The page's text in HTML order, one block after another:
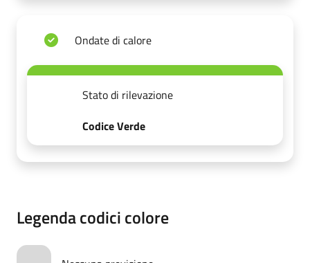
Ondate di calore
Stato di rilevazione
Codice Verde
Legenda codici colore